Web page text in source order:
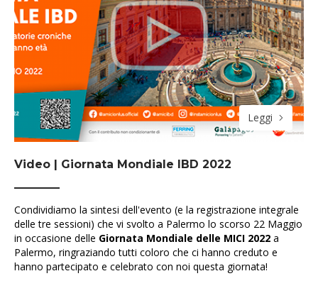
Leggi
Video | Giornata Mondiale IBD 2022
Condividiamo la sintesi dell'evento (e la registrazione integrale
delle tre sessioni) che vi svolto a Palermo lo scorso 22 Maggio
in occasione delle Giornata Mondiale delle MICI 2022 a
Palermo, ringraziando tutti coloro che ci hanno creduto e
hanno partecipato e celebrato con noi questa giornata!